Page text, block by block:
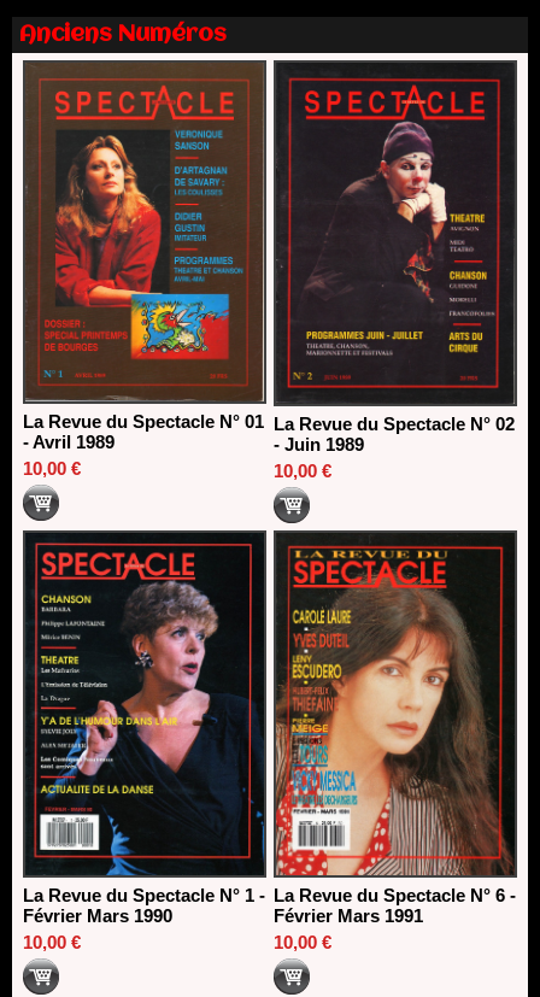
Dispositif SACD Auteurs d'espaces : les lauréats 2026
18/03/2026
Anciens Numéros
La Revue du Spectacle N° 01
- Avril 1989
10,00 €
La Revue du Spectacle N° 02
- Juin 1989
10,00 €
La Revue du Spectacle N° 1 -
Février Mars 1990
10,00 €
La Revue du Spectacle N° 6 -
Février Mars 1991
10,00 €